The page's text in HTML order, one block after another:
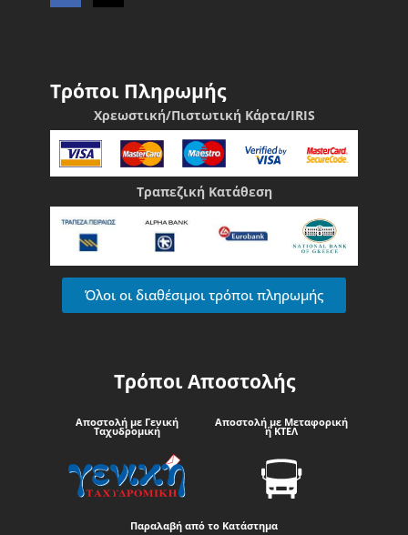
Τρόποι Πληρωμής
Χρεωστική/Πιστωτική Κάρτα/IRIS
Τραπεζική Κατάθεση
Όλοι οι διαθέσιμοι τρόποι πληρωμής
Τρόποι Αποστολής
Αποστολή με Γενική
Ταχυδρομική
Αποστολή με Μεταφορική
ή ΚΤΕΛ
Παραλαβή από το Κατάστημα